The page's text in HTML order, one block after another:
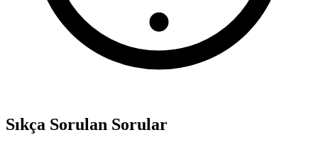
Sıkça Sorulan Sorular